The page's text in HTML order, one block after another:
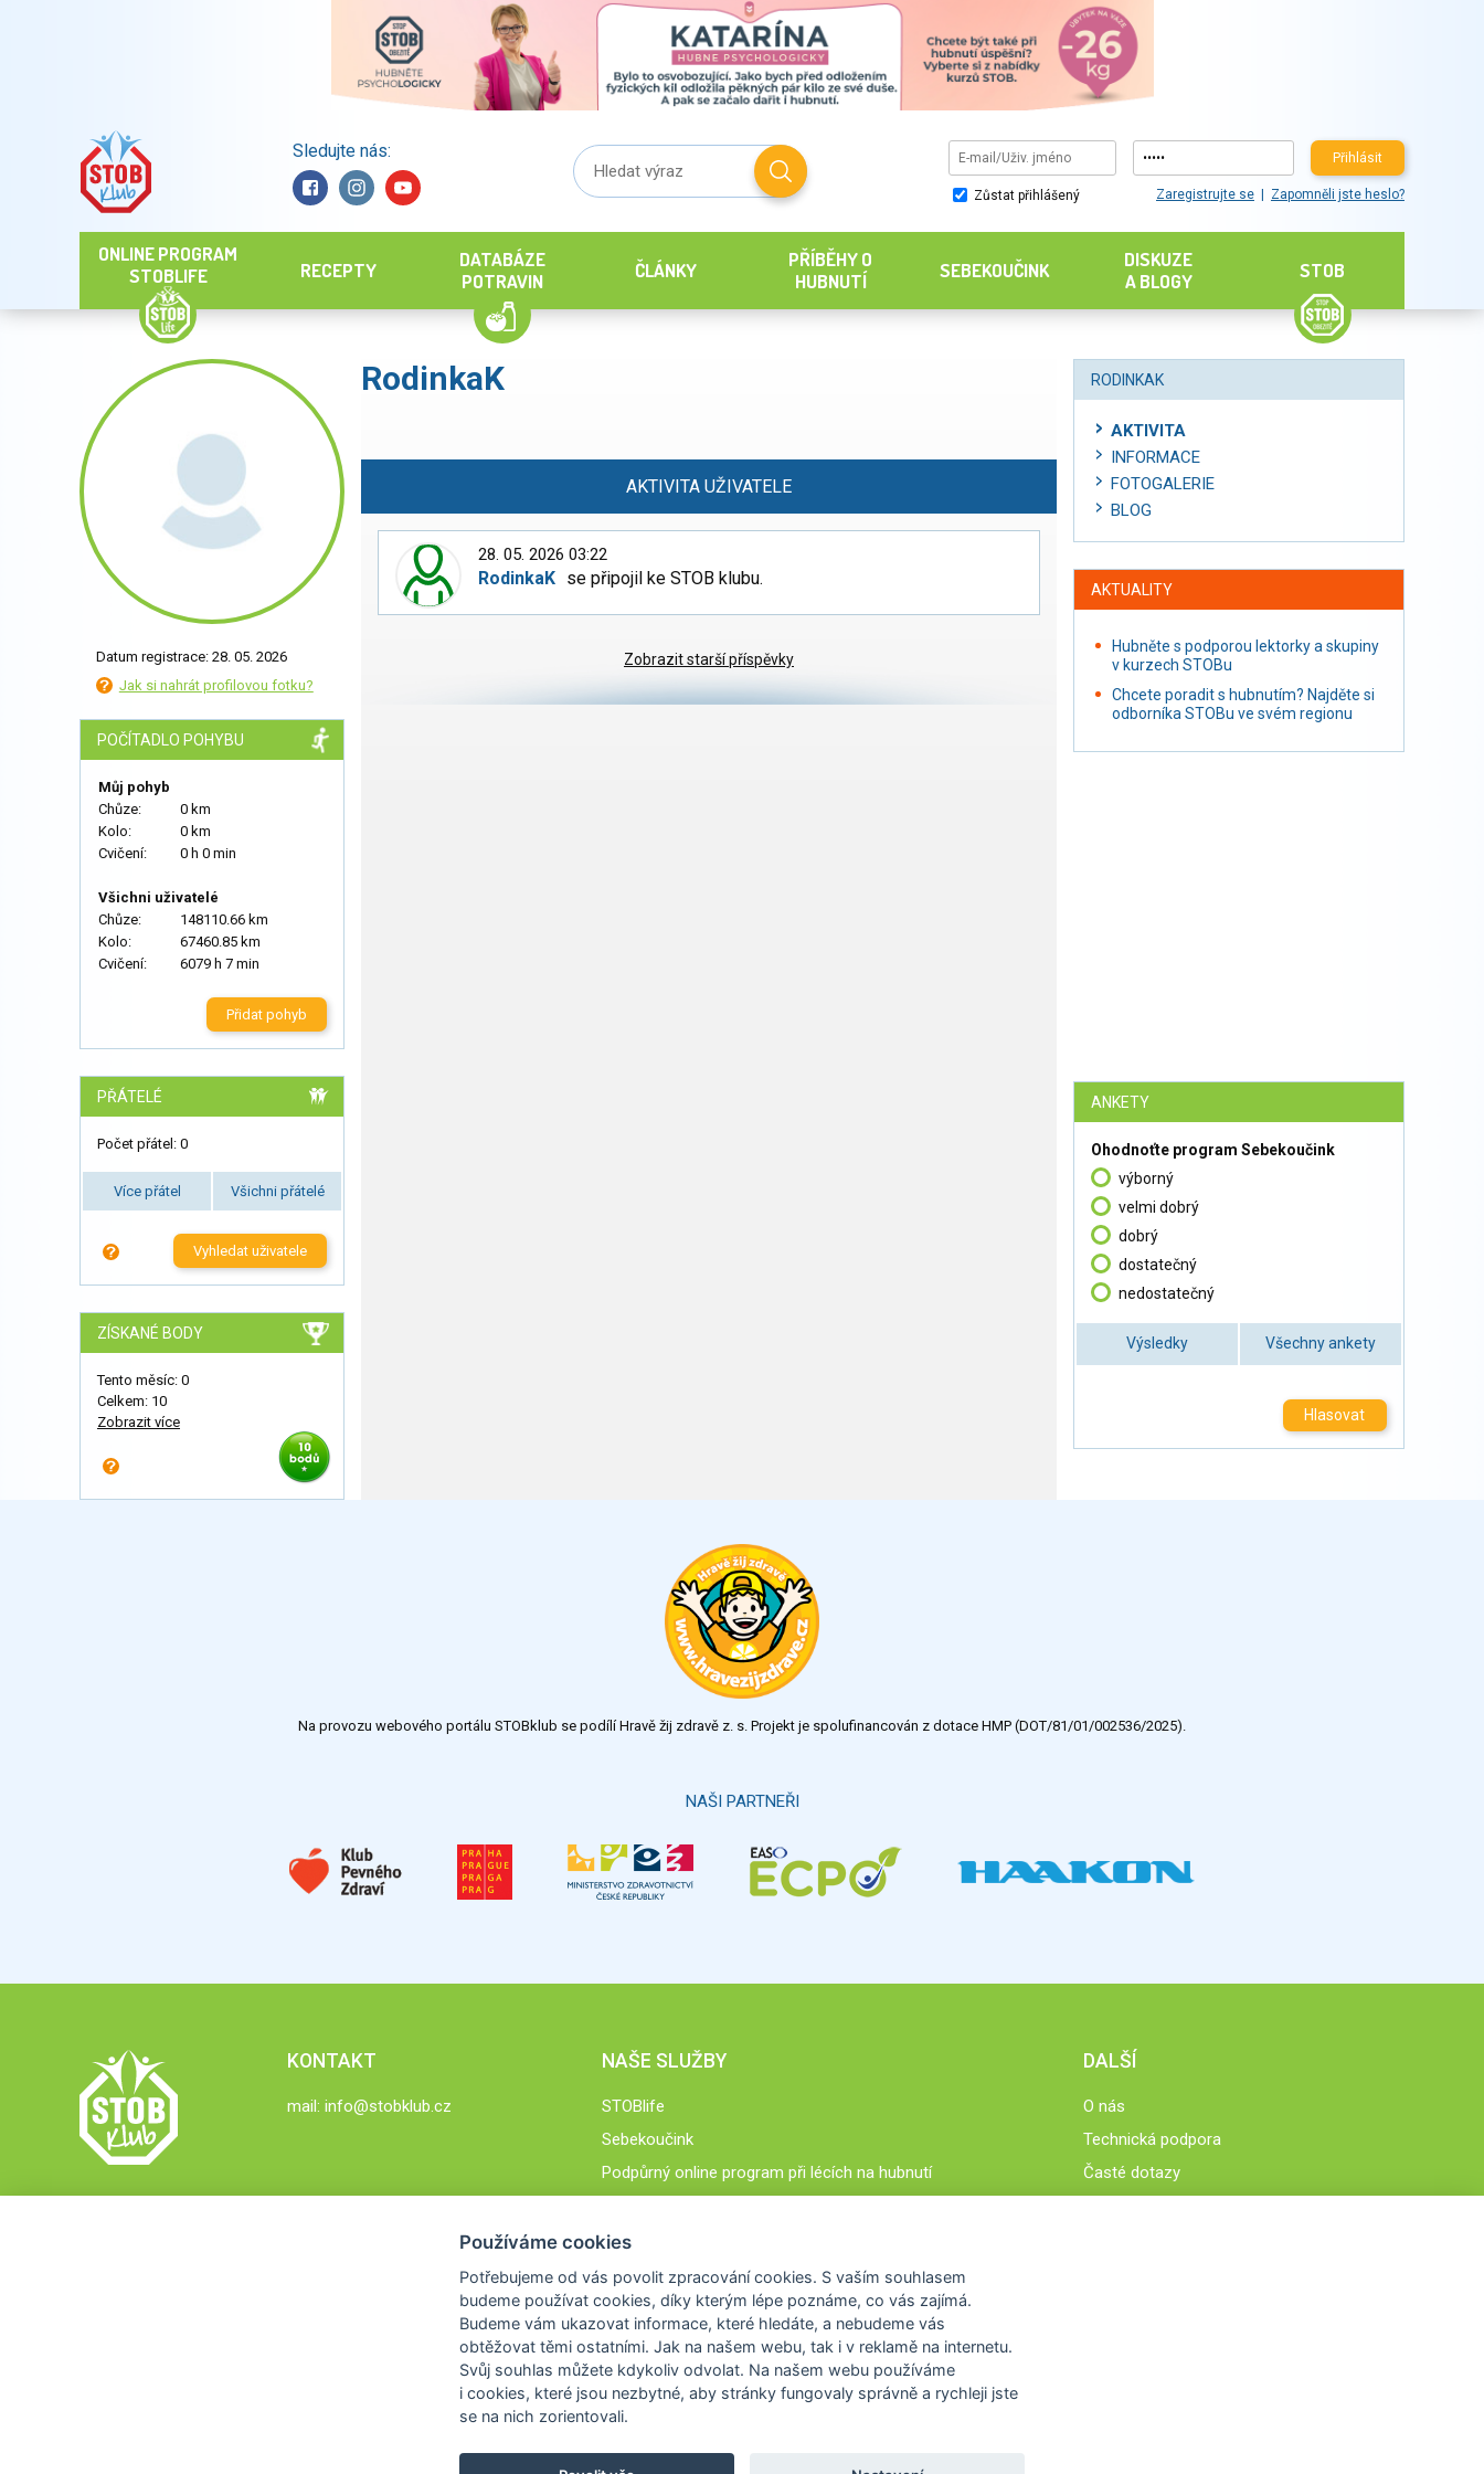
Sledujte nás: Přihlásit
Zůstat přihlášený Zaregistrujte se Zapomněli jste heslo?
ONLINE PROGRAM
STOBLIFE
RECEPTY
DATABÁZE
POTRAVIN
ČLÁNKY
PŘÍBĚHY O
HUBNUTÍ
SEBEKOUČINK
DISKUZE
A BLOGY
STOB
Datum registrace: 28. 05. 2026
Jak si nahrát profilovou fotku?
POČÍTADLO POHYBU
Můj pohyb
Chůze:
0 km
Kolo:
0 km
Cvičení:
0 h 0 min
Všichni uživatelé
Chůze:
148110.66 km
Kolo:
67460.85 km
Cvičení:
6079 h 7 min
Přidat pohyb
PŘÁTELÉ
Počet přátel: 0
Více přátel Všichni přátelé
Vyhledat uživatele
ZÍSKANÉ BODY
Tento měsíc: 0
Celkem: 10
Zobrazit více
RodinkaK
AKTIVITA UŽIVATELE
28. 05. 2026 03:22
RodinkaK se připojil ke STOB klubu.
Zobrazit starší příspěvky
RODINKAK
AKTIVITA
INFORMACE
FOTOGALERIE
BLOG
AKTUALITY
Hubněte s podporou lektorky a skupiny
v kurzech STOBu
Chcete poradit s hubnutím? Najděte si
odborníka STOBu ve svém regionu
ANKETY
Ohodnoťte program Sebekoučink
výborný
velmi dobrý
dobrý
dostatečný
nedostatečný
Výsledky Všechny ankety
Hlasovat
Na provozu webového portálu STOBklub se podílí Hravě žij zdravě z. s. Projekt je spolufinancován z dotace HMP (DOT/81/01/002536/2025).
NAŠI PARTNEŘI
KONTAKT
mail: info@stobklub.cz
NAŠE SLUŽBY
STOBlife
Sebekoučink
Podpůrný online program při lécích na hubnutí
DALŠÍ
O nás
Technická podpora
Časté dotazy
Používáme cookies
Potřebujeme od vás povolit zpracování cookies. S vaším souhlasem
budeme používat cookies, díky kterým lépe poznáme, co vás zajímá.
Budeme vám ukazovat informace, které hledáte, a nebudeme vás
obtěžovat těmi ostatními. Jak na našem webu, tak i v reklamě na internetu.
Svůj souhlas můžete kdykoliv odvolat. Na našem webu používáme
i cookies, které jsou nezbytné, aby stránky fungovaly správně a rychleji jste
se na nich zorientovali.